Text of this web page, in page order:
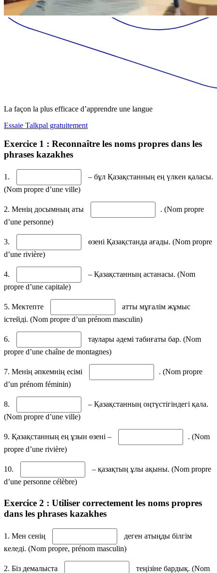
La façon la plus efficace d’apprendre une langue
Essaie Talkpal gratuitement
Exercice 1 : Reconnaître les noms propres dans les
phrases kazakhes
1.
– бұл Қазақстанның ең үлкен қаласы.
(Nom propre d’une ville)
2. Менің досымның аты
. (Nom propre
d’une personne)
3.
өзені Қазақстанда ағады. (Nom propre
d’une rivière)
4.
– Қазақстанның астанасы. (Nom
propre d’une capitale)
5. Мектепте
атты мұғалім жұмыс
істейді. (Nom propre d’un prénom masculin)
6.
таулары әдемі табиғаты бар. (Nom
propre d’une chaîne de montagnes)
7. Менің әпкемнің есімі
. (Nom propre
d’un prénom féminin)
8.
– Қазақстанның оңтүстігіндегі қала.
(Nom propre d’une ville)
9. Қазақстанның ең ұзын өзені –
. (Nom
propre d’une rivière)
10.
– қазақтың ұлы ақыны. (Nom propre
d’une personne célèbre)
Exercice 2 : Utiliser correctement les noms propres
dans les phrases kazakhes
1. Мен сенің
деген атыңды білгім
келеді. (Nom propre, prénom masculin)
2. Біз демалыста
теңізіне бардық. (Nom